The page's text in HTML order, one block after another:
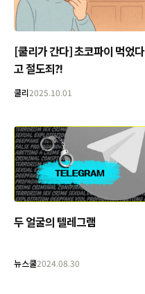
[쿨리가 간다] 초코파이 먹었다
고 절도죄?!
쿨리2025.10.01
두 얼굴의 텔레그램
뉴스쿨2024.08.30